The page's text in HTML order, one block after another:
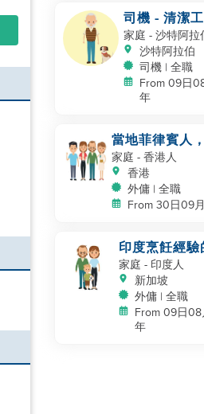
司機 - 清潔工
家庭 - 沙特阿拉
沙特阿拉伯
司機 | 全職
From 09日
年
當地菲律賓人
飪，$7000同事
家庭 - 香港人
香港
外傭 | 全職
From 30日09
印度烹飪經驗
幫手
家庭 - 印度人
新加坡
外傭 | 全職
From 09日
年